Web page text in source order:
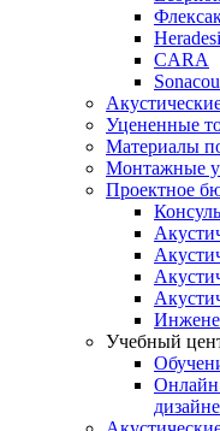
CARA
Уцененные
Материалы
Монтажные
Проектное
Учебный
Онлайн